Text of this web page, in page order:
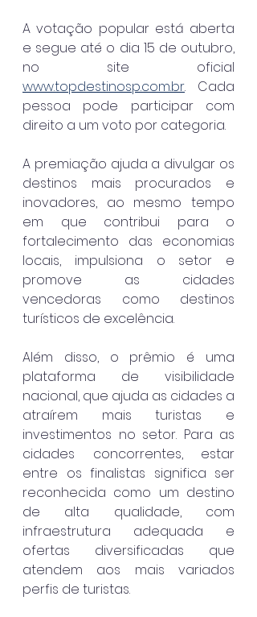
A votação popular está aberta
e segue até o dia 15 de outubro,
www.topdestinosp.com.br. Cada
pessoa pode participar com
direito a um voto por categoria.
A premiação ajuda a divulgar os
destinos mais procurados e
inovadores, ao mesmo tempo
em que contribui para o
fortalecimento das economias
locais, impulsiona o setor e
promove as cidades
vencedoras como destinos
turísticos de excelência.
Além disso, o prêmio é uma
plataforma de visibilidade
nacional, que ajuda as cidades a
atraírem mais turistas e
investimentos no setor. Para as
cidades concorrentes, estar
entre os finalistas significa ser
reconhecida como um destino
de alta qualidade, com
infraestrutura adequada e
ofertas diversificadas que
atendem aos mais variados
perfis de turistas.